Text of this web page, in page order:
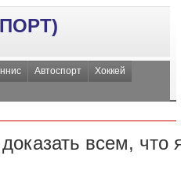
Автоспорт
Хоккей
всем, что